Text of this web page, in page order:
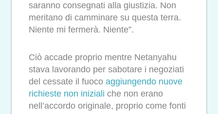
saranno consegnati alla giustizia. Non
meritano di camminare su questa terra.
Niente mi fermerà. Niente”.
Ciò accade proprio mentre Netanyahu
stava lavorando per sabotare i negoziati
del cessate il fuoco aggiungendo nuove
richieste non iniziali che non erano
nell’accordo originale, proprio come fonti